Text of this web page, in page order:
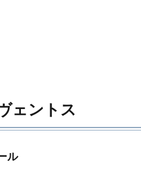
ェントス
ル